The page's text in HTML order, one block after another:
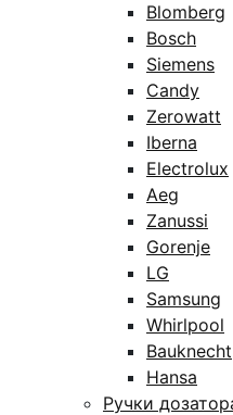
Blomberg
Bosch
Siemens
Candy
Zerowatt
Iberna
Electrolux
Aeg
Zanussi
Gorenje
LG
Samsung
Whirlpool
Bauknecht
Hansa
Ручки